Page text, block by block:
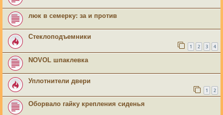
люк в семерку: за и против
Стеклоподъемники
1 2 3 4
NOVOL шпаклевка
Уплотнители двери
1 2
Оборвало гайку крепления сиденья